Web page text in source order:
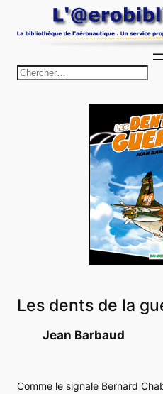
au
r
Les dents de la
Jean Barbaud
Comme le signale Bernard